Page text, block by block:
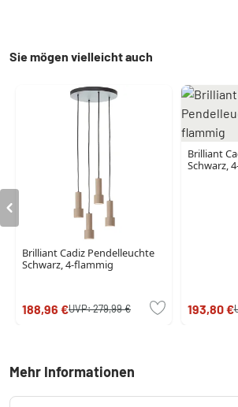
Sie mögen vielleicht auch
Brilliant Cadiz Pendelleuchte
Schwarz, 4-flammig
188,96 €UVP:279,99 €
Brilliant
Schwarz,
193,80 €
Mehr Informationen